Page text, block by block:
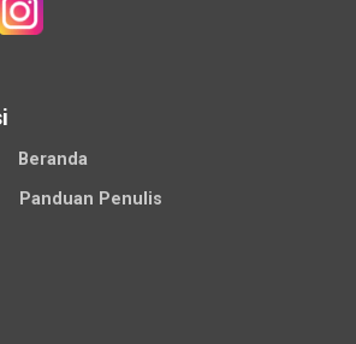
Beranda
Panduan Penulis